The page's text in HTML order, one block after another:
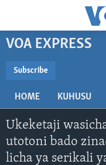
Nenda
habari
Nenda
urambazaji
Nenda
katika
tafuta
KENYA
RWANDA
UGANDA
BURUNDI
VIDEO
ZULIA JEKUNDU
VOA EXPRESS 1330 UTC
JIONI 1630 UTC
KWA UNDANI 1800 UTC
MAHOJIANO MAALUM:
TUFUATE
VOA EXPRESS
Subscribe
HOME KUHUSU
Ukeketaji
utotoni bado
licha ya serikali